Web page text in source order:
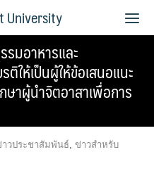
University
มอาหารและ
ให้เป็นผู้ให้ข้อเสนอแนะ
ษาผู้นำจิตอาสาเพื่อการ
วประชาสัมพันธ์, ข่าวสำหรับ